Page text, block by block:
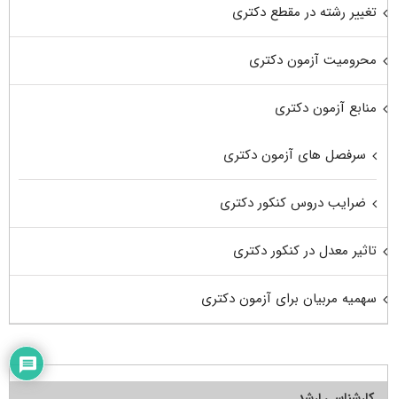
تغییر رشته در مقطع دکتری
محرومیت آزمون دکتری
منابع آزمون دکتری
سرفصل های آزمون دکتری
ضرایب دروس کنکور دکتری
تاثیر معدل در کنکور دکتری
سهمیه مربیان برای آزمون دکتری